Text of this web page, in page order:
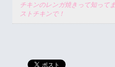
チキンのレンガ焼きって知って
ストチキンで！